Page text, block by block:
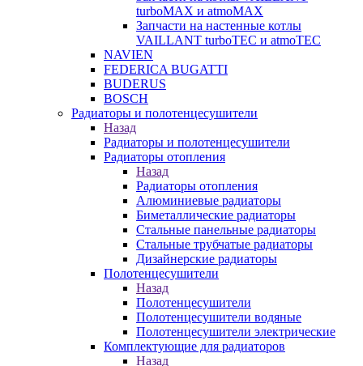
turboMAX и atmoMAX
Запчасти на настенные котлы
VAILLANT turboTEC и atmoTEC
NAVIEN
FEDERICA BUGATTI
BUDERUS
BOSCH
Радиаторы и полотенцесушители
Назад
Радиаторы и полотенцесушители
Радиаторы отопления
Назад
Радиаторы отопления
Алюминиевые радиаторы
Биметаллические радиаторы
Стальные панельные радиаторы
Стальные трубчатые радиаторы
Дизайнерские радиаторы
Полотенцесушители
Назад
Полотенцесушители
Полотенцесушители водяные
Полотенцесушители электрические
Комплектующие для радиаторов
Назад